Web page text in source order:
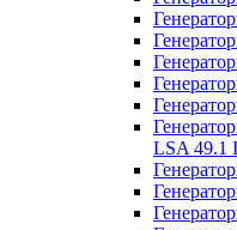
LSA 49.1